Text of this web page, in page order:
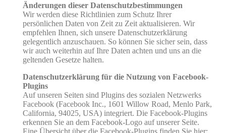
Änderungen dieser Datenschutzbestimmungen
Wir werden diese Richtlinien zum Schutz Ihrer
persönlichen Daten von Zeit zu Zeit aktualisieren. Wir
empfehlen Ihnen, sich unsere Datenschutzerklärung
gelegentlich anzuschauen. So können Sie sicher sein, dass
wir auch weiterhin auf Ihre Daten achten und uns an die
geltenden Gesetze halten.
Datenschutzerklärung für die Nutzung von Facebook-
Plugins
Auf unseren Seiten sind Plugins des sozialen Netzwerks
Facebook (Facebook Inc., 1601 Willow Road, Menlo Park,
California, 94025, USA) integriert. Die Facebook-Plugins
erkennen Sie an dem Facebook-Logo auf unserer Seite.
Eine Übersicht über die Facebook-Plugins finden Sie hier: